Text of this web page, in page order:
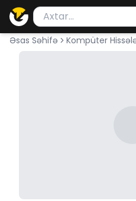
Məhsul axtar
Axtarış üçün ən azı
Əsas Səhifə Kompüter